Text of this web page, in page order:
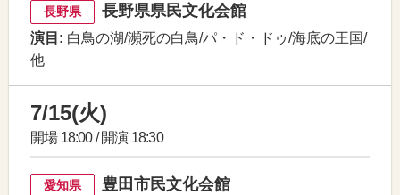
長野県 長野県県民文化会館
演目: 白鳥の湖/瀕死の白鳥/パ・ド・ドゥ/海底の王国/
他
7/15(火)
開場 18:00 / 開演 18:30
愛知県 豊田市民文化会館